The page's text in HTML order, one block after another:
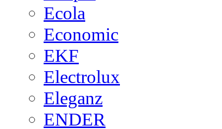
Ecola
Economic
EKF
Electrolux
Eleganz
ENDER